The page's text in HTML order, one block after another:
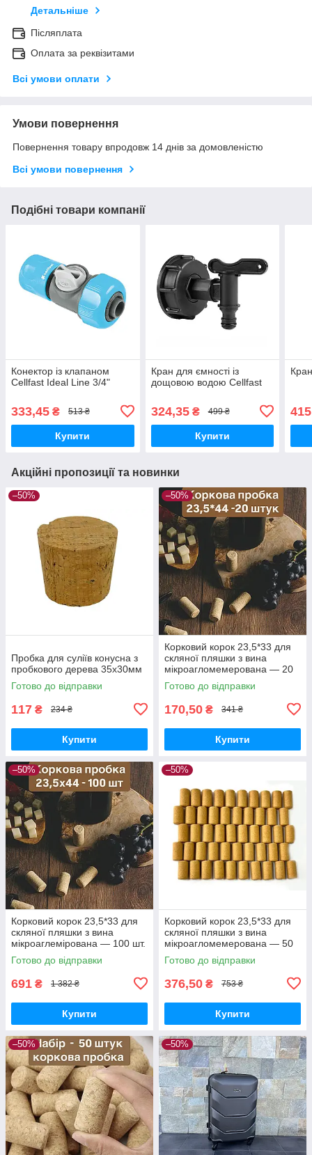
Детальніше
Післяплата
Оплата за реквізитами
Всі умови оплати
Умови повернення
Повернення товару впродовж 14 днів за домовленістю
Всі умови повернення
Подібні товари компанії
Конектор із клапаном
Cellfast Ideal Line 3/4"
333,45 ₴ 513 ₴
Купити
Кран для ємності із
дощовою водою Cellfast
324,35₴ 499 ₴
Купити
Акційні пропозиції та новинки
–50%
Пробка для суліїв конусна з
пробкового дерева 35x30мм
Готово до відправки
117 ₴ 234 ₴
Купити
–50%
Корковий корок 23,5*33 для
скляної пляшки з вина
мікроагломемерована — 20
шт.
Готово до відправки
170,50 ₴ 341 ₴
Купити
–50%
Корковий корок 23,5*33 для
скляної пляшки з вина
мікроаглемірована — 100 шт.
Готово до відправки
691 ₴ 1 382 ₴
Купити
–50%
Корковий корок 23,5*33 для
скляної пляшки з вина
мікроагломемерована — 50
шт.
Готово до відправки
376,50 ₴ 753 ₴
Купити
–50% –50%